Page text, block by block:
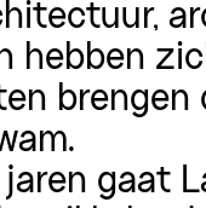
hebben
brengen
jaren gaat